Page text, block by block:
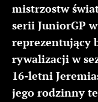
mistrzostw
serii JuniorGP
reprezentujący
rywalizacji w
16-letni
jego rodzinny